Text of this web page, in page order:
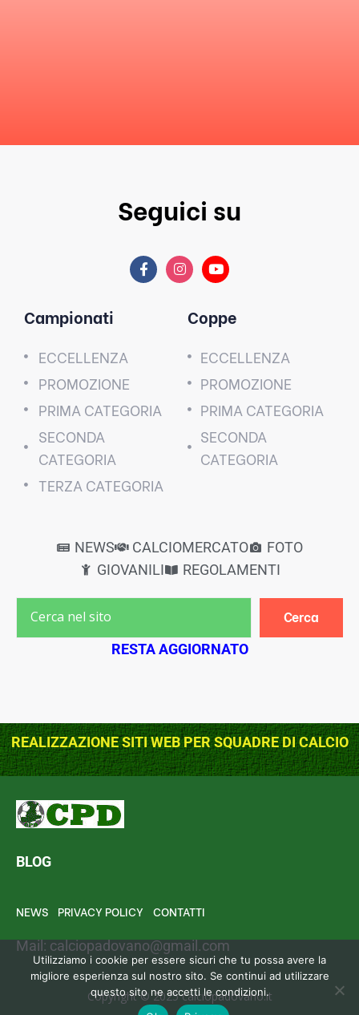
Seguici su
Campionati
ECCELLENZA
PROMOZIONE
PRIMA CATEGORIA
SECONDA
CATEGORIA
TERZA CATEGORIA
Coppe
ECCELLENZA
PROMOZIONE
PRIMA CATEGORIA
SECONDA
CATEGORIA
NEWS CALCIOMERCATO
FOTO
GIOVANILI
REGOLAMENTI
Cerca
RESTA AGGIORNATO
REALIZZAZIONE SITI WEB PER SQUADRE DI CALCIO
BLOG
NEWS PRIVACY POLICY CONTATTI
Mail:calciopadovano@gmail.com
Copyright © 2025 calciopadovano.it
Utilizziamo i cookie per essere sicuri che tu possa avere la
migliore esperienza sul nostro sito. Se continui ad utilizzare
questo sito ne accetti le condizioni.